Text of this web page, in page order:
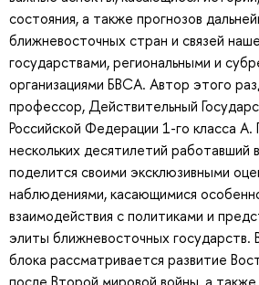
состояния, а также прогнозов
ближневосточных стран и связей
государствами, региональными и
организациями БВСА. Автор этого
профессор, Действительный
Российской Федерации 1-го класса А.
нескольких десятилетий работавший
поделится своими эксклюзивными
наблюдениями, касающимися
взаимодействия с политиками и
элиты ближневосточных государств.
блока рассматривается развитие